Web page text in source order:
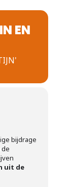
EN
bijdrage
uit de